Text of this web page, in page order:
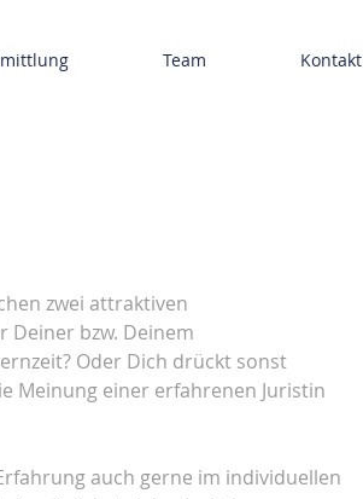
Team Kontakt
zwei attraktiven
Deiner bzw. Deinem
Oder Dich drückt sonst
Meinung einer erfahrenen Juristin
auch gerne im individuellen